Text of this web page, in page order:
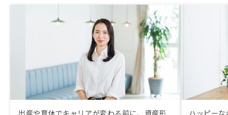
出産や育休でキャリアが変わる前に、資産形
ハッピー